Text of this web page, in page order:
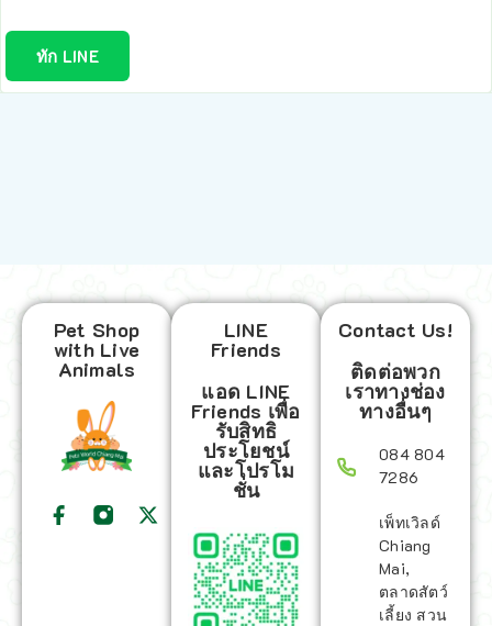
ทัก LINE
Pet Shop
with Live
Animals
LINE
Friends
แอด LINE
Friends เพื่อ
รับสิทธิ
ประโยชน์
และโปรโม
ชั่น
Contact Us!
ติดต่อพวก
เราทางช่อง
ทางอื่นๆ
084 804
7286
เพ็ทเวิลด์
Chiang
Mai,
ตลาดสัตว์
เลี้ยง สวน